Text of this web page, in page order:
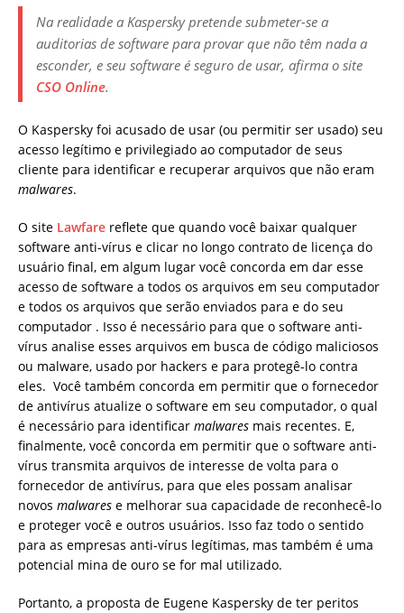
Na realidade a Kaspersky pretende submeter-se a
auditorias de software para provar que não têm nada a
esconder, e seu software é seguro de usar, afirma o site
CSO Online.
O Kaspersky foi acusado de usar (ou permitir ser usado) seu
acesso legítimo e privilegiado ao computador de seus
cliente para identificar e recuperar arquivos que não eram
malwares.
O site Lawfare reflete que quando você baixar qualquer
software anti-vírus e clicar no longo contrato de licença do
usuário final, em algum lugar você concorda em dar esse
acesso de software a todos os arquivos em seu computador
e todos os arquivos que serão enviados para e do seu
computador . Isso é necessário para que o software anti-
vírus analise esses arquivos em busca de código maliciosos
ou malware, usado por hackers e para protegê-lo contra
eles. Você também concorda em permitir que o fornecedor
de antivírus atualize o software em seu computador, o qual
é necessário para identificar malwares mais recentes. E,
finalmente, você concorda em permitir que o software anti-
vírus transmita arquivos de interesse de volta para o
fornecedor de antivírus, para que eles possam analisar
novos malwares e melhorar sua capacidade de reconhecê-lo
e proteger você e outros usuários. Isso faz todo o sentido
para as empresas anti-vírus legítimas, mas também é uma
potencial mina de ouro se for mal utilizado.
Portanto, a proposta de Eugene Kaspersky de ter peritos